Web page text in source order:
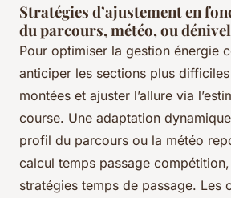
Stratégies d’ajustement en
du parcours, météo, ou
Pour optimiser la gestion énergie
anticiper les sections plus
montées et ajuster l’allure via
course. Une adaptation
profil du parcours ou la météo
calcul temps passage
stratégies temps de passage. Les